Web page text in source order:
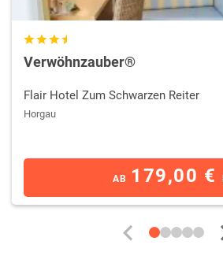
Verwöhnzauber®
Flair Hotel Zum Schwarzen Reiter
Horgau
AB 179,00 €